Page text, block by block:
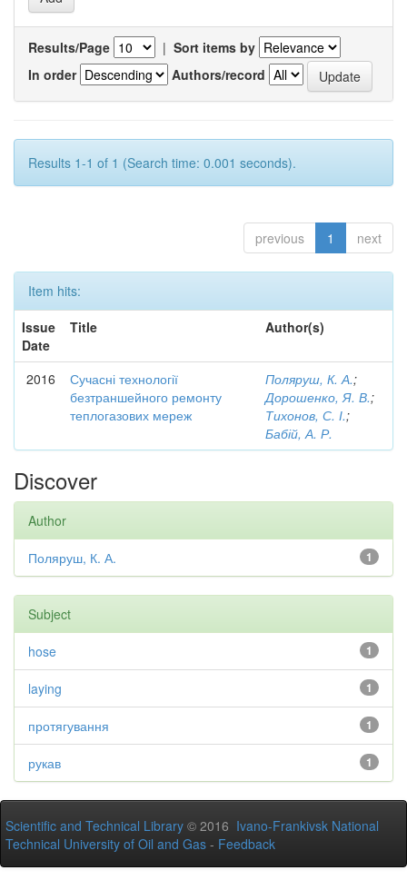
Results/Page | Sort items by
In order
Authors/record
Results 1-1 of 1 (Search time: 0.001 seconds).
previous 1 next
Item hits:
Issue
Date
Title Author(s)
2016
Сучасні технології
безтраншейного ремонту
теплогазових мереж
Поляруш, К. А.;
Дорошенко, Я. В.;
Тихонов, С. І.;
Бабій, А. Р.
Discover
Author
1
Поляруш, К. А.
Subject
1
hose
1
laying
1
протягування
1
рукав
Scientific and Technical Library © 2016 Ivano-Frankivsk National
Technical University of Oil and Gas - Feedback